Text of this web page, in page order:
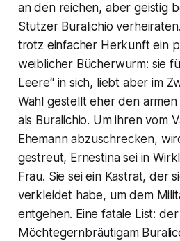
an den reichen, aber geistig
Stutzer Buralichio
trotz einfacher Herkunft ein
weiblicher Bücherwurm: sie
Leere“ in sich, liebt aber im
Wahl gestellt eher den
als Buralichio. Um ihren vom
Ehemann abzuschrecken,
gestreut, Ernestina sei in
Frau. Sie sei ein Kastrat, der
verkleidet habe, um dem
entgehen. Eine fatale List:
Möchtegernbräutigam